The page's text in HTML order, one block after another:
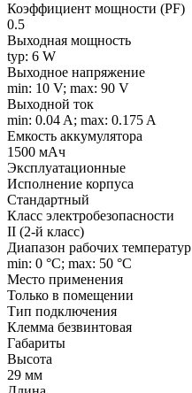
Коэффициент мощности (PF)
0.5
Выходная мощность
typ: 6 W
Выходное напряжение
min: 10 V; max: 90 V
Выходной ток
min: 0.04 A; max: 0.175 A
Емкость аккумулятора
1500 мАч
Эксплуатационные
Исполнение корпуса
Стандартный
Класс электробезопасности
II (2-й класс)
Диапазон рабочих температур
min: 0 °C; max: 50 °C
Место применения
Только в помещении
Тип подключения
Клемма безвинтовая
Габариты
Высота
29 мм